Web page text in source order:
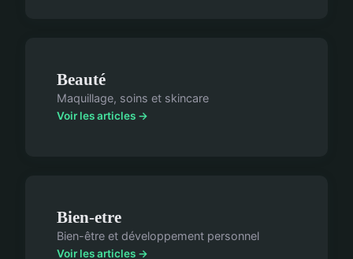
Beauté
Maquillage, soins et skincare
Voir les articles →
Bien-etre
Bien-être et développement personnel
Voir les articles →